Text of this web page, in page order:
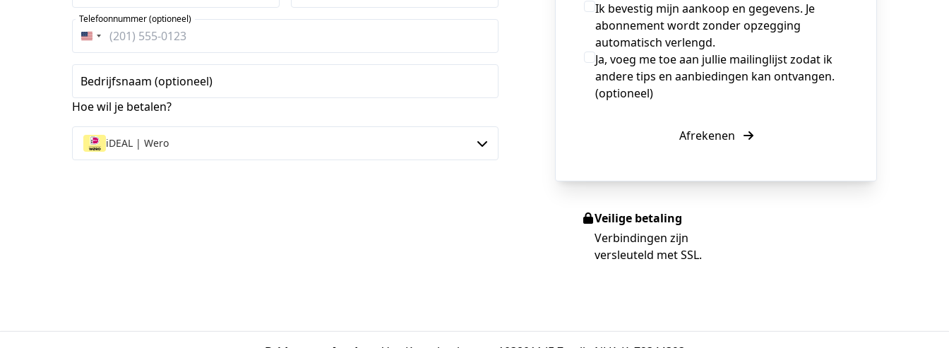
Verenigde
Staten
+1
Telefoonnummer (optioneel)
Bedrijfsnaam (optioneel)
Hoe wil je betalen?
iDEAL | Wero
Ik bevestig mijn aankoop en gegevens. Je
abonnement wordt zonder opzegging
automatisch verlengd.
Ja, voeg me toe aan jullie mailinglijst zodat ik
andere tips en aanbiedingen kan ontvangen.
(optioneel)
Afrekenen
Veilige betaling
Verbindingen zijn
versleuteld met SSL.